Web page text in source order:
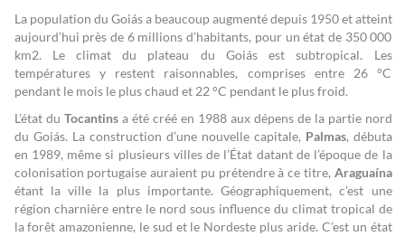
La population du Goiás a beaucoup augmenté depuis 1950 et atteint
aujourd’hui près de 6 millions d’habitants, pour un état de 350 000
km2. Le climat du plateau du Goiás est subtropical. Les
températures y restent raisonnables, comprises entre 26 °C
pendant le mois le plus chaud et 22 °C pendant le plus froid.
L’état du Tocantinsa été créé en 1988 aux dépens de la partie nord
du Goiás. La construction d’une nouvelle capitale, Palmas, débuta
en 1989, même si plusieurs villes de l’État datant de l’époque de la
colonisation portugaise auraient pu prétendre à ce titre, Araguaína
étant la ville la plus importante. Géographiquement, c’est une
région charnière entre le nord sous influence du climat tropical de
la forêt amazonienne, le sud et le Nordeste plus aride. C’est un état